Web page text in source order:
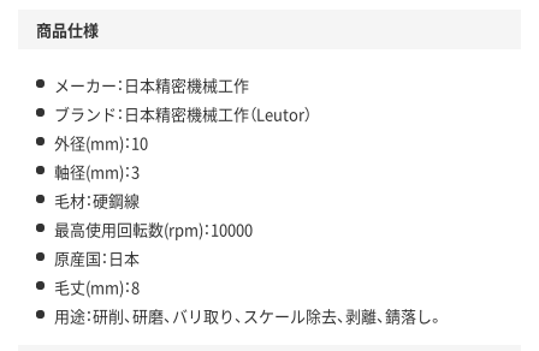
商品仕様
メーカー：日本精密機械工作
ブランド：日本精密機械工作（Leutor）
外径(mm)：10
軸径(mm)：3
毛材：硬鋼線
最高使用回転数(rpm)：10000
原産国：日本
毛丈(mm)：8
用途：研削、研磨、バリ取り、スケール除去、剥離、錆落し。